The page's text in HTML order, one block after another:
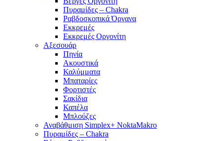
Πυραμίδες – Chakra
Ραβδοσκοπικά Όργανα
Εκκρεμές
Εκκρεμές Οργονίτη
Αξεσουάρ
Πηνία
Ακουστικά
Καλύμματα
Μπαταρίες
Φορτιστές
Σακίδια
Καπέλα
Μπλούζες
Αναβάθμιση Simplex+ NoktaMakro
Πυραμίδες – Chakra